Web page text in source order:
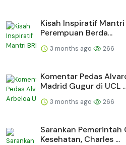
Kisah Inspiratif Mantri
Perempuan Berda...
3 months ago 266
Komentar Pedas
Madrid Gugur di UCL
3 months ago 266
Sarankan Pemerintah
Kesehatan, Charles ...